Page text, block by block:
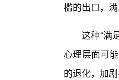
槛的出口，
这种“满
心理层面可
的退化，加